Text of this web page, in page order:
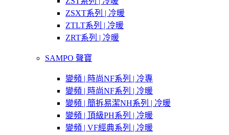
ZSXT系列 | 冷暖
ZTLT系列 | 冷暖
ZRT系列 | 冷暖
SAMPO 聲寶
變頻 | 時尚NF系列 | 冷專
變頻 | 時尚NF系列 | 冷暖
變頻 | 簡拆易潔NH系列 | 冷暖
變頻 | 頂級PH系列 | 冷暖
變頻 | VF經典系列 | 冷暖